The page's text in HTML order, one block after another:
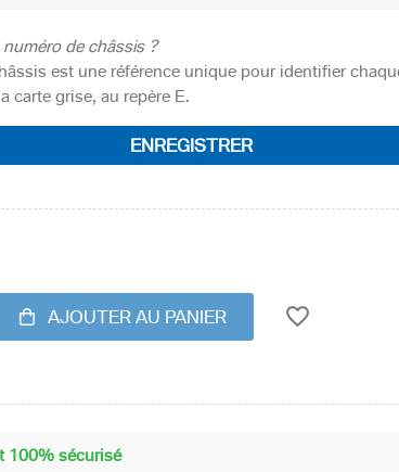
de châssis ?
est une référence unique pour identifier
carte grise, au repère E.
ENREGISTRER
AJOUTER AU PANIER favorite_border
100% sécurisé